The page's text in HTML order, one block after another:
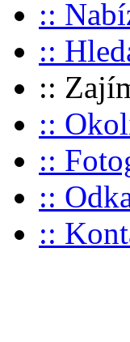
::
::
::
::
::
::
::